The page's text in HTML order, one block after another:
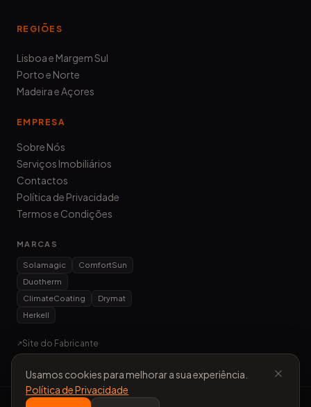
REGIÕES
Lisboa e Margem Sul
Porto e Norte
Madeira e Açores
EMPRESA
Sobre Nós
Serviços Imobiliários
Contactos
Política de Privacidade
Termos e Condições
MARCAS
Solamagic
ComfortSun
Duotherm
ClimateCoating
Drymat
Herkell
↗Site do Fabricante
Usamos cookies para melhorar a sua experiência.
Política de Privacidade